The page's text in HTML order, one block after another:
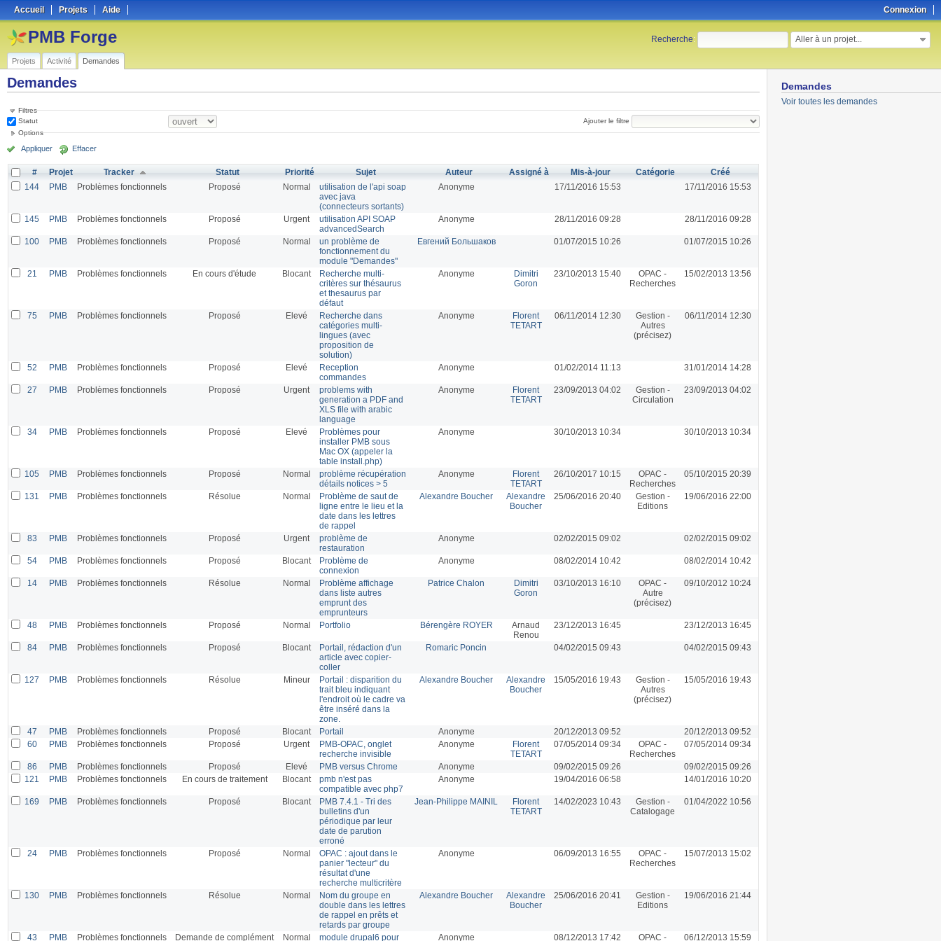
Connexion
Accueil Projets Aide
Recherche: Aller à un projet...
PMB Forge
Projets Activité Demandes
Demandes
Voir toutes les demandes
Demandes
Filtres
Statut
Ajouter le filtre
Options
Appliquer Effacer
# Projet Tracker Statut Priorité Sujet Auteur Assigné à Mis-à-jour Catégorie
Créé
144
PMB Problèmes fonctionnels Proposé Normal
utilisation de l'api soap
avec java
(connecteurs sortants)
Anonyme 17/11/2016 15:53 17/11/2016 15:53
145 PMB Problèmes fonctionnels Proposé Urgent
utilisation API SOAP
advancedSearch
Anonyme 28/11/2016 09:28 28/11/2016 09:28
100 PMB Problèmes fonctionnels Proposé Normal
un problème de
fonctionnement du
module "Demandes"
Евгений Большаков 01/07/2015 10:26 01/07/2015 10:26
21 PMB Problèmes fonctionnels En cours d'étude Blocant
Recherche multi-
critères sur thésaurus
et thesaurus par
défaut
Anonyme
Dimitri
Goron
23/10/2013 15:40
OPAC -
Recherches
15/02/2013 13:56
75 PMB Problèmes fonctionnels Proposé Elevé
Recherche dans
catégories multi-
lingues (avec
proposition de
solution)
Anonyme
Florent
TETART
06/11/2014 12:30
Gestion -
Autres
(précisez)
06/11/2014 12:30
52 PMB Problèmes fonctionnels Proposé Elevé
Reception
commandes
Anonyme 01/02/2014 11:13 31/01/2014 14:28
27 PMB Problèmes fonctionnels Proposé Urgent
problems with
generation a PDF and
XLS file with arabic
language
Anonyme
Florent
TETART
23/09/2013 04:02
Gestion -
Circulation
23/09/2013 04:02
34 PMB Problèmes fonctionnels Proposé Elevé
Problèmes pour
installer PMB sous
Mac OX (appeler la
table install.php)
Anonyme 30/10/2013 10:34 30/10/2013 10:34
105 PMB Problèmes fonctionnels Proposé Normal
problème récupération
détails notices > 5
Anonyme
Florent
TETART
26/10/2017 10:15
OPAC -
Recherches
05/10/2015 20:39
131 PMB Problèmes fonctionnels Résolue Normal
Problème de saut de
ligne entre le lieu et la
date dans les lettres
de rappel
Alexandre Boucher
Alexandre
Boucher
25/06/2016 20:40
Gestion -
Editions
19/06/2016 22:00
83 PMB Problèmes fonctionnels Proposé Urgent
problème de
restauration
Anonyme 02/02/2015 09:02 02/02/2015 09:02
54 PMB Problèmes fonctionnels Proposé Blocant
Problème de
connexion
Anonyme 08/02/2014 10:42 08/02/2014 10:42
14 PMB Problèmes fonctionnels Résolue Normal
Problème affichage
dans liste autres
emprunt des
emprunteurs
Patrice Chalon
Dimitri
Goron
03/10/2013 16:10
OPAC -
Autre
(précisez)
09/10/2012 10:24
48 PMB Problèmes fonctionnels Proposé Normal Portfolio Bérengère ROYER
Arnaud
Renou
23/12/2013 16:45 23/12/2013 16:45
84 PMB Problèmes fonctionnels Proposé Blocant
Portail, rédaction d'un
article avec copier-
coller
Romaric Poncin 04/02/2015 09:43 04/02/2015 09:43
127 PMB Problèmes fonctionnels Résolue Mineur
Portail : disparition du
trait bleu indiquant
l'endroit où le cadre va
être inséré dans la
zone.
Alexandre Boucher
Alexandre
Boucher
15/05/2016 19:43
Gestion -
Autres
(précisez)
15/05/2016 19:43
47 PMB Problèmes fonctionnels Proposé Blocant Portail Anonyme 20/12/2013 09:52
20/12/2013 09:52
60
PMB Problèmes fonctionnels Proposé Urgent
PMB-OPAC, onglet
recherche invisible
Anonyme
Florent
TETART
07/05/2014 09:34
OPAC -
Recherches
07/05/2014 09:34
86 PMB Problèmes fonctionnels Proposé Elevé PMB versus Chrome Anonyme 09/02/2015 09:26
09/02/2015 09:26
121
PMB Problèmes fonctionnels En cours de traitement Blocant
pmb n'est pas
compatible avec php7
Anonyme 19/04/2016 06:58 14/01/2016 10:20
169 PMB Problèmes fonctionnels Proposé Blocant
PMB 7.4.1 - Tri des
bulletins d'un
périodique par leur
date de parution
erroné
Jean-Philippe MAINIL
Florent
TETART
14/02/2023 10:43
Gestion -
Catalogage
01/04/2022 10:56
24 PMB Problèmes fonctionnels Proposé Normal
OPAC : ajout dans le
panier "lecteur" du
résultat d'une
recherche multicritère
Anonyme 06/09/2013 16:55
OPAC -
Recherches
15/07/2013 15:02
130 PMB Problèmes fonctionnels Résolue Normal
Nom du groupe en
double dans les lettres
de rappel en prêts et
retards par groupe
Alexandre Boucher
Alexandre
Boucher
25/06/2016 20:41
Gestion -
Editions
19/06/2016 21:44
43 PMB Problèmes fonctionnels Demande de complément Normal module drupal6 pour Anonyme 08/12/2013 17:42 OPAC - 06/12/2013 15:59